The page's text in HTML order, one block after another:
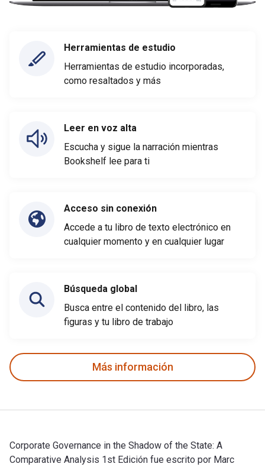
Herramientas de estudio
Herramientas de estudio incorporadas,
como resaltados y más
Leer en voz alta
Escucha y sigue la narración mientras
Bookshelf lee para ti
Acceso sin conexión
Accede a tu libro de texto electrónico en
cualquier momento y en cualquier lugar
Búsqueda global
Busca entre el contenido del libro, las
figuras y tu libro de trabajo
Más información
Corporate Governance in the Shadow of the State: A
Comparative Analysis 1st Edición fue escrito por Marc